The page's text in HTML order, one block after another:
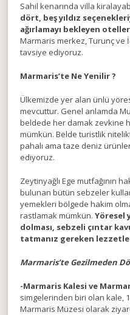
Sahil kenarında villa
dört, beş yıldız
ağırlamayı bekleyen
Marmaris merkez, Turunç ve
tavsiye ediyoruz.
Marmaris’te Ne Yenilir ?
Ülkemizde yer alan ünlü
mevcuttur. Genel anlamda
beldede her damak zevkine
mümkün. Belde turistlik
pahalı ama taze deniz
ediyoruz.
Zeytinyağlı Ege mutfağının
bulunan bütün sebzeler
yemekleri bölgede hakim
rastlamak mümkün.Yöresel
dolması, sebzeli çıntar
tatmanız gereken
Marmaris’te Gezilmeden
-Marmaris Kalesi ve
simgelerinden biri olan kale,
Marmaris Müzesi olarak